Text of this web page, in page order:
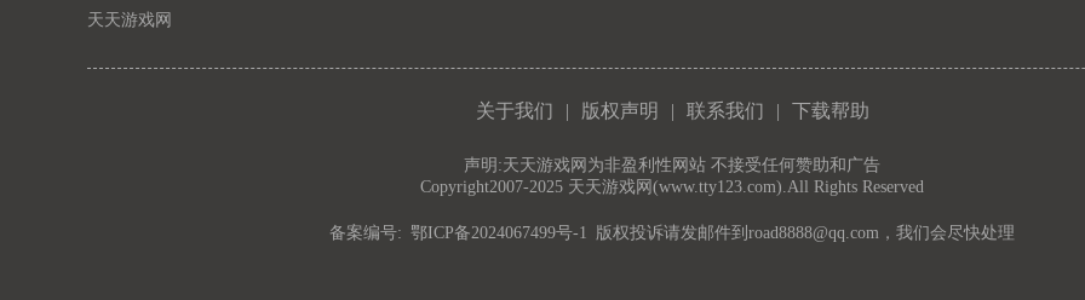
天天游戏网
关于我们 | 版权声明 | 联系我们 | 下载帮助
声明:天天游戏网为非盈利性网站 不接受任何赞助和广告
Copyright2007-2025 天天游戏网(www.tty123.com).All Rights Reserved
备案编号: 鄂ICP备2024067499号-1 版权投诉请发邮件到road8888@qq.com，我们会尽快处理